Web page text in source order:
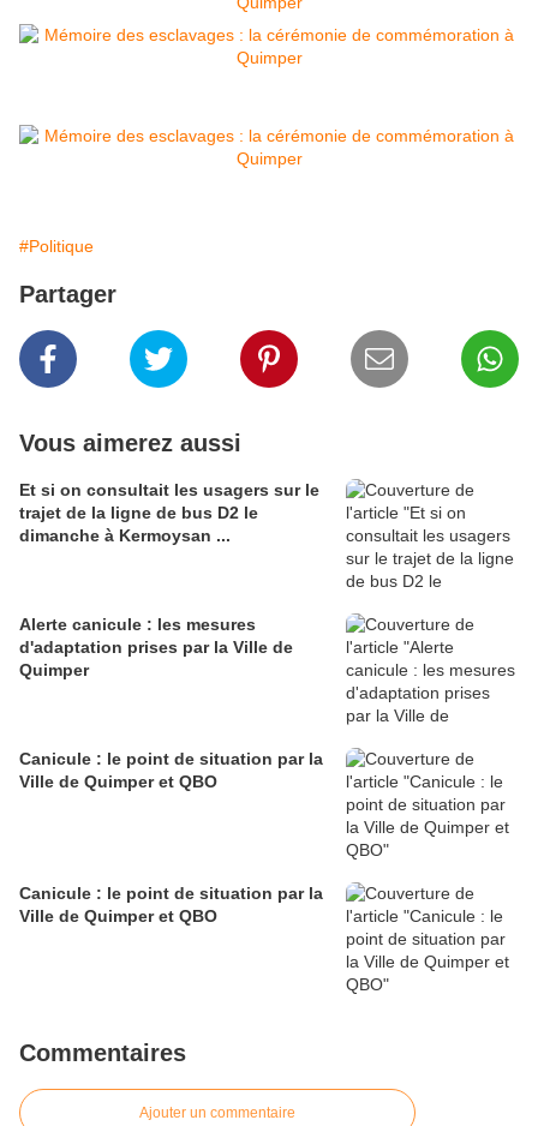
#Politique
Partager
Vous aimerez aussi
Et si on consultait les usagers sur le
trajet de la ligne de bus D2 le
dimanche à Kermoysan ...
Alerte canicule : les mesures
d'adaptation prises par la Ville de
Quimper
Canicule : le point de situation par la
Ville de Quimper et QBO
Canicule : le point de situation par la
Ville de Quimper et QBO
Commentaires
Ajouter un commentaire